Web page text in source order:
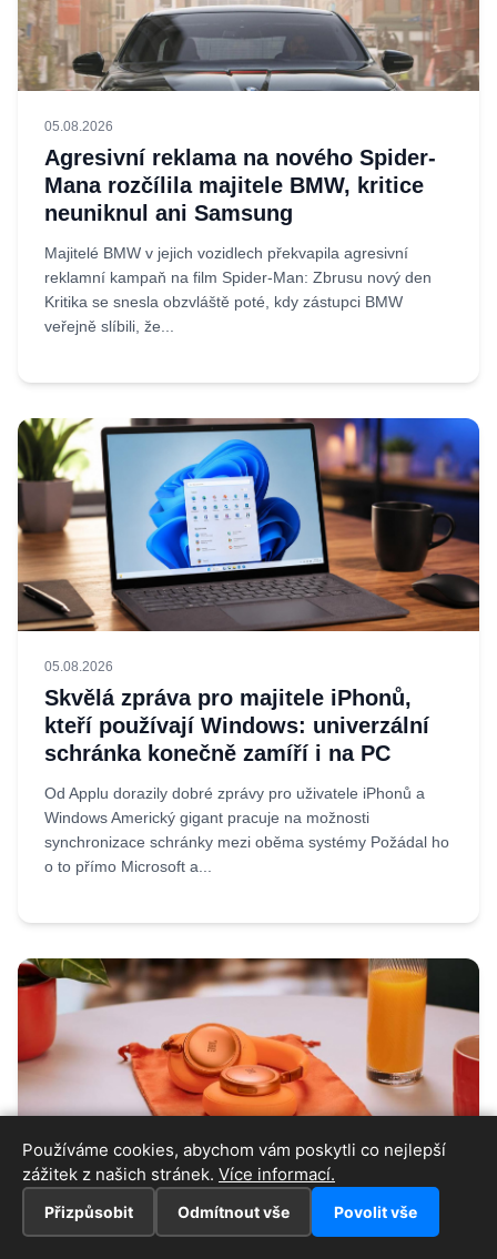
05.08.2026
Agresivní reklama na nového Spider-
Mana rozčílila majitele BMW, kritice
neuniknul ani Samsung
Majitelé BMW v jejich vozidlech překvapila agresivní
reklamní kampaň na film Spider-Man: Zbrusu nový den
Kritika se snesla obzvláště poté, kdy zástupci BMW
veřejně slíbili, že...
05.08.2026
Skvělá zpráva pro majitele iPhonů,
kteří používají Windows: univerzální
schránka konečně zamíří i na PC
Od Applu dorazily dobré zprávy pro uživatele iPhonů a
Windows Americký gigant pracuje na možnosti
synchronizace schránky mezi oběma systémy Požádal ho
o to přímo Microsoft a...
05.08.2026
Tuhle soutěž nesmíte minout: hrajeme
Používáme cookies, abychom vám poskytli co nejlepší
zážitek z našich stránek. Více informací.
Přizpůsobit Odmítnout vše Povolit vše